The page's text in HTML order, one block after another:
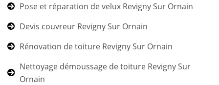
Pose et réparation de velux Revigny Sur Ornain
Devis couvreur Revigny Sur Ornain
Rénovation de toiture Revigny Sur Ornain
Nettoyage démoussage de toiture Revigny Sur
Ornain